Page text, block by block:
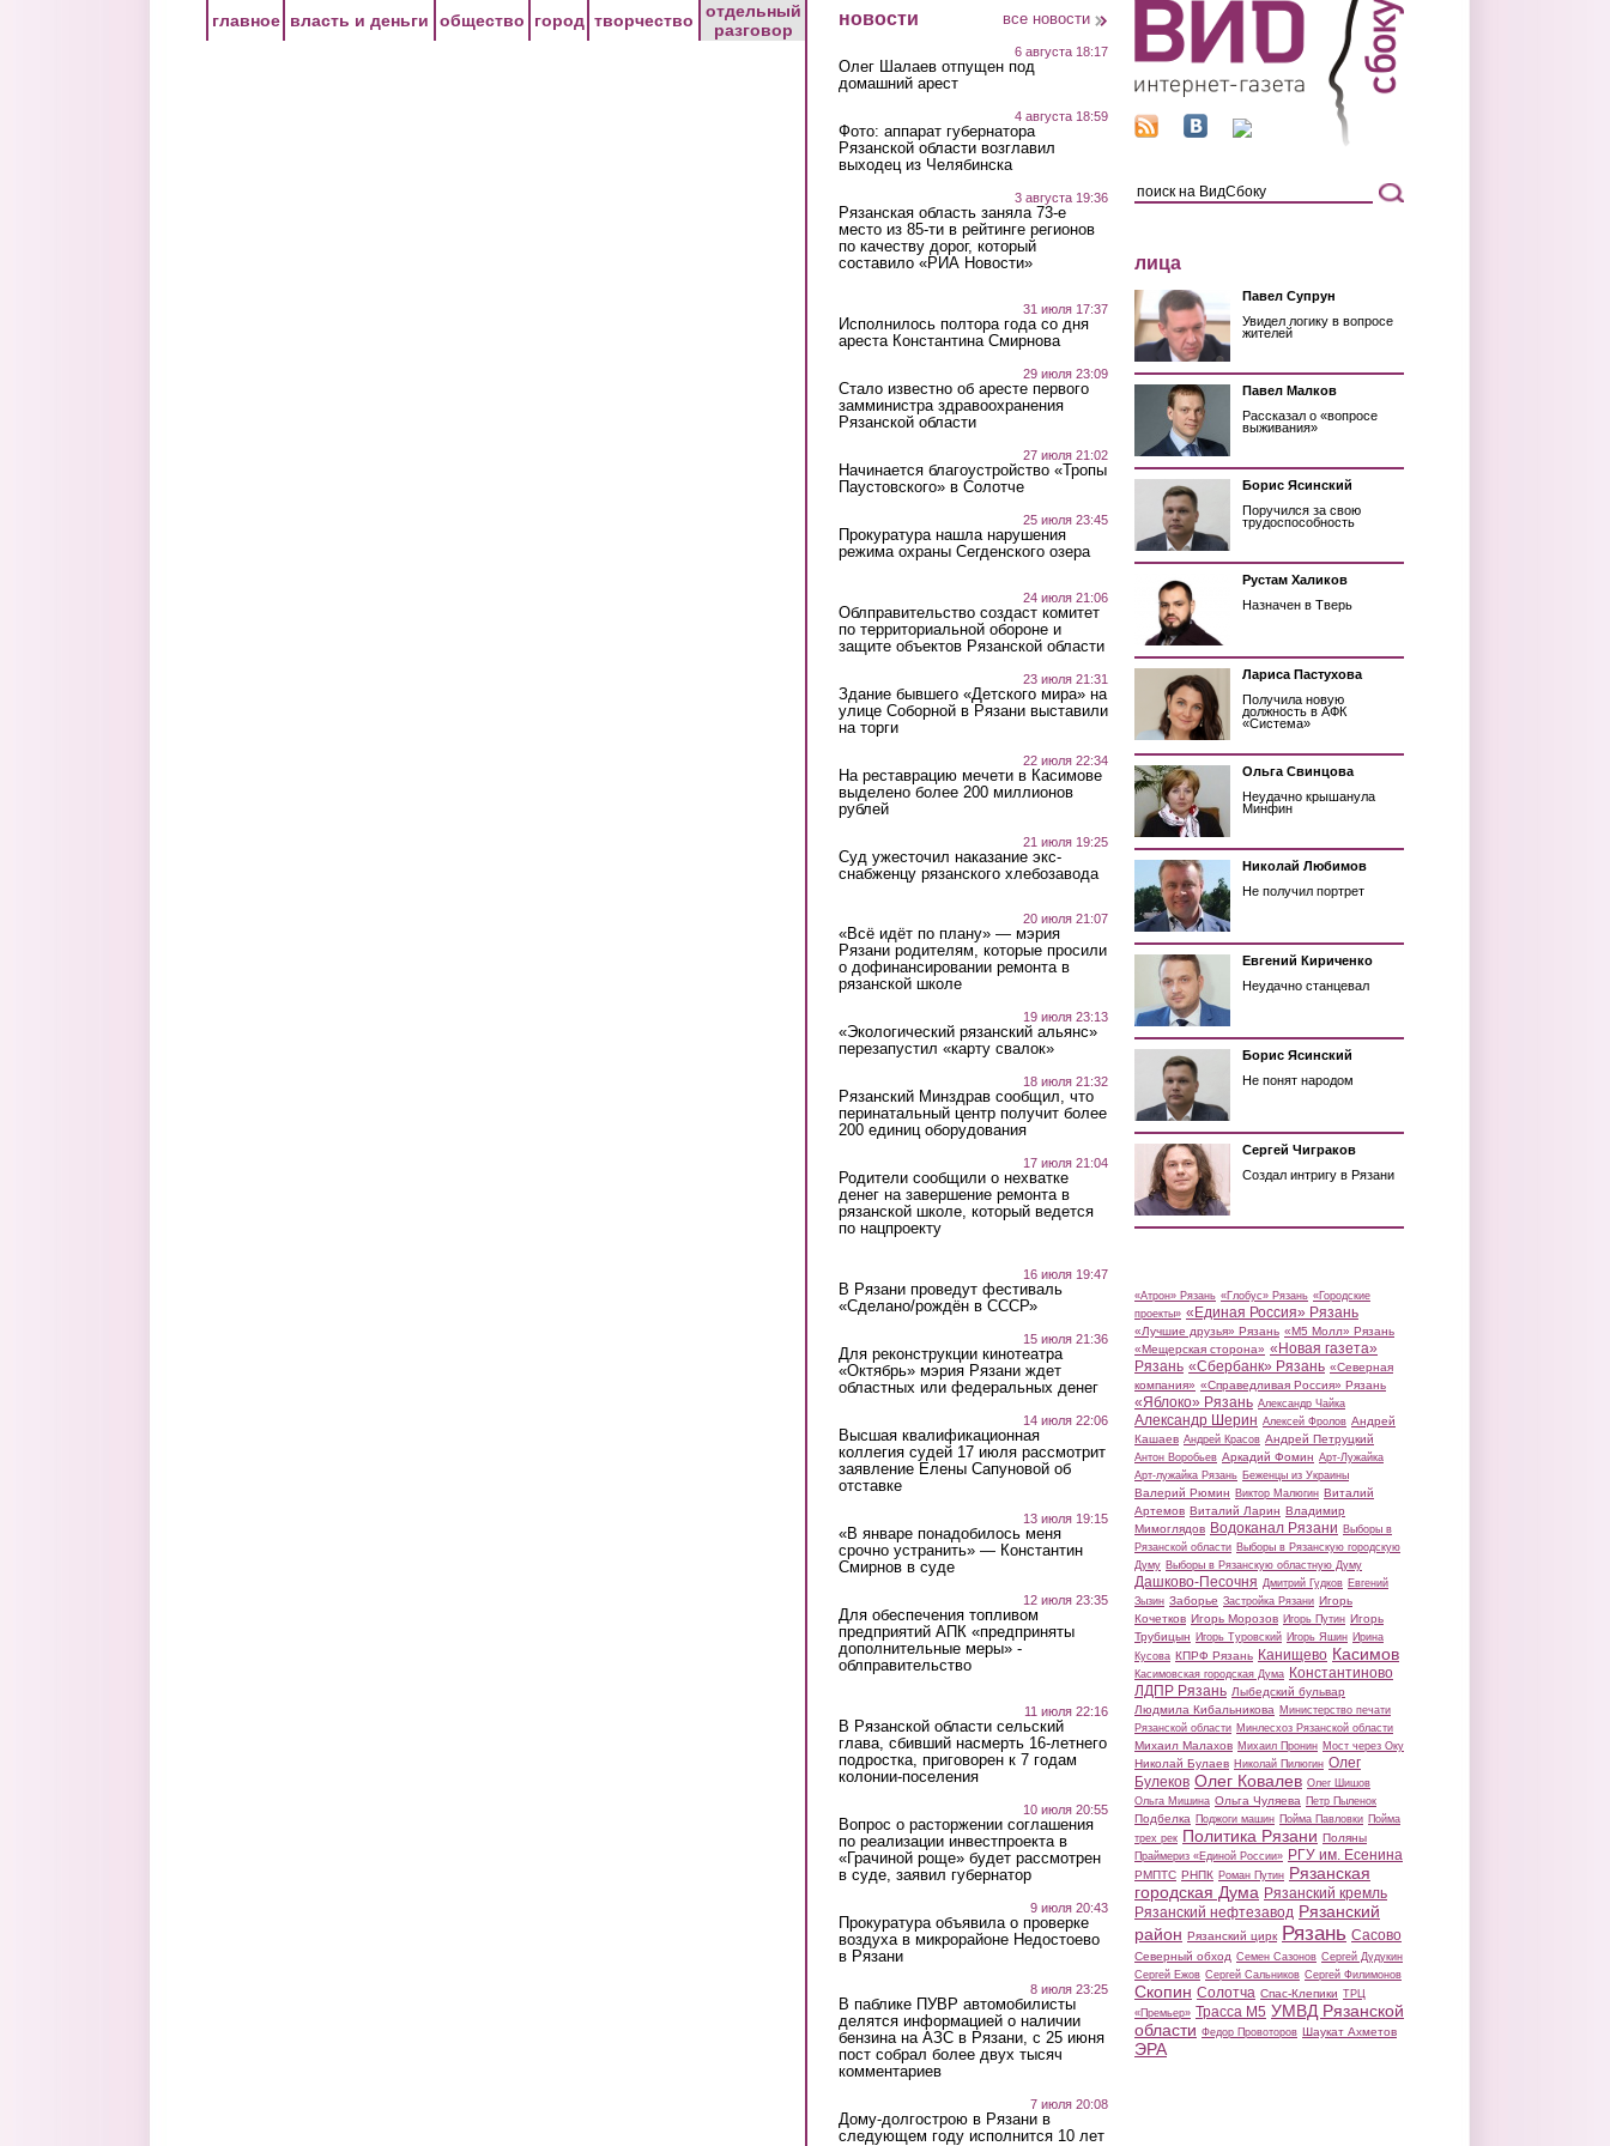
главное власть и деньги общество город творчество
отдельный
разговор
новости все новости
6 августа 18:17
Олег Шалаев отпущен под
домашний арест
4 августа 18:59
Фото: аппарат губернатора
Рязанской области возглавил
выходец из Челябинска
3 августа 19:36
Рязанская область заняла 73-е
место из 85-ти в рейтинге регионов
по качеству дорог, который
составило «РИА Новости»
31 июля 17:37
Исполнилось полтора года со дня
ареста Константина Смирнова
29 июля 23:09
Стало известно об аресте первого
замминистра здравоохранения
Рязанской области
27 июля 21:02
Начинается благоустройство «Тропы
Паустовского» в Солотче
25 июля 23:45
Прокуратура нашла нарушения
режима охраны Сегденского озера
24 июля 21:06
Облправительство создаст комитет
по территориальной обороне и
защите объектов Рязанской области
23 июля 21:31
Здание бывшего «Детского мира» на
улице Соборной в Рязани выставили
на торги
22 июля 22:34
На реставрацию мечети в Касимове
выделено более 200 миллионов
рублей
21 июля 19:25
Суд ужесточил наказание экс-
снабженцу рязанского хлебозавода
20 июля 21:07
«Всё идёт по плану» — мэрия
Рязани родителям, которые просили
о дофинансировании ремонта в
рязанской школе
19 июля 23:13
«Экологический рязанский альянс»
перезапустил «карту свалок»
18 июля 21:32
Рязанский Минздрав сообщил, что
перинатальный центр получит более
200 единиц оборудования
17 июля 21:04
Родители сообщили о нехватке
денег на завершение ремонта в
рязанской школе, который ведется
по нацпроекту
16 июля 19:47
В Рязани проведут фестиваль
«Сделано/рождён в СССР»
15 июля 21:36
Для реконструкции кинотеатра
«Октябрь» мэрия Рязани ждет
областных или федеральных денег
14 июля 22:06
Высшая квалификационная
коллегия судей 17 июля рассмотрит
заявление Елены Сапуновой об
отставке
13 июля 19:15
«В январе понадобилось меня
срочно устранить» — Константин
Смирнов в суде
12 июля 23:35
Для обеспечения топливом
предприятий АПК «предприняты
дополнительные меры» -
облправительство
11 июля 22:16
В Рязанской области сельский
глава, сбивший насмерть 16-летнего
подростка, приговорен к 7 годам
колонии-поселения
10 июля 20:55
Вопрос о расторжении соглашения
по реализации инвестпроекта в
«Грачиной роще» будет рассмотрен
в суде, заявил губернатор
9 июля 20:43
Прокуратура объявила о проверке
воздуха в микрорайоне Недостоево
в Рязани
8 июля 23:25
В паблике ПУВР автомобилисты
делятся информацией о наличии
бензина на АЗС в Рязани, с 25 июня
пост собрал более двух тысяч
комментариев
7 июля 20:08
Дому-долгострою в Рязани в
следующем году исполнится 10 лет
лица
Павел Супрун
Увидел логику в вопросе
жителей
Павел Малков
Рассказал о «вопросе
выживания»
Борис Ясинский
Поручился за свою
трудоспособность
Рустам Халиков
Назначен в Тверь
Лариса Пастухова
Получила новую
должность в АФК
«Система»
Ольга Свинцова
Неудачно крышанула
Минфин
Николай Любимов
Не получил портрет
Евгений Кириченко
Неудачно станцевал
Борис Ясинский
Не понят народом
Сергей Чиграков
Создал интригу в Рязани
«Атрон» Рязань «Глобус» Рязань «Городские
проекты» «Единая Россия» Рязань
«Лучшие друзья» Рязань «М5 Молл» Рязань
«Мещерская сторона» «Новая газета»
Рязань «Сбербанк» Рязань «Северная
компания» «Справедливая Россия» Рязань
«Яблоко» Рязань Александр Чайка
Александр Шерин Алексей Фролов Андрей
Кашаев Андрей Красов Андрей Петруцкий
Антон Воробьев Аркадий Фомин Арт-Лужайка
Арт-лужайка Рязань Беженцы из Украины
Валерий Рюмин Виктор Малюгин Виталий
Артемов Виталий Ларин Владимир
Мимоглядов Водоканал Рязани Выборы в
Рязанской области Выборы в Рязанскую городскую
Думу Выборы в Рязанскую областную Думу
Дашково-Песочня Дмитрий Гудков Евгений
Зызин Заборье Застройка Рязани Игорь
Кочетков Игорь Морозов Игорь Путин Игорь
Трубицын Игорь Туровский Игорь Яшин Ирина
Кусова КПРФ Рязань Канищево Касимов
Касимовская городская Дума Константиново
ЛДПР Рязань Лыбедский бульвар
Людмила Кибальникова Министерство печати
Рязанской области Минлесхоз Рязанской области
Михаил Малахов Михаил Пронин Мост через Оку
Николай Булаев Николай Пилюгин Олег
Булеков Олег Ковалев Олег Шишов
Ольга Мишина Ольга Чуляева Петр Пыленок
Подбелка Поджоги машин Пойма Павловки Пойма
трех рек Политика Рязани Поляны
Праймериз «Единой России» РГУ им. Есенина
РМПТС РНПК Роман Путин Рязанская
городская Дума Рязанский кремль
Рязанский нефтезавод Рязанский
район Рязанский цирк Рязань Сасово
Северный обход Семен Сазонов Сергей Дудукин
Сергей Ежов Сергей Сальников Сергей Филимонов
Скопин Солотча Спас-Клепики ТРЦ
«Премьер» Трасса М5 УМВД Рязанской
области Федор Провоторов Шаукат Ахметов
ЭРА